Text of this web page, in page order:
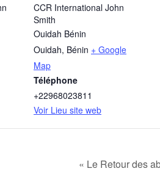
CCR International John
Smith
Ouidah Bénin
Ouidah, Bénin + Google
Map
Téléphone
+22968023811
Voir Lieu site web
« Le Retour des